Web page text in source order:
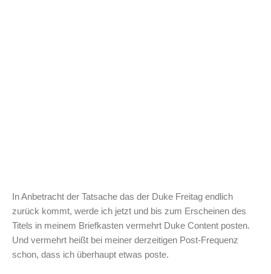
In Anbetracht der Tatsache das der Duke Freitag endlich
zurück kommt, werde ich jetzt und bis zum Erscheinen des
Titels in meinem Briefkasten vermehrt Duke Content posten.
Und vermehrt heißt bei meiner derzeitigen Post-Frequenz
schon, dass ich überhaupt etwas poste.